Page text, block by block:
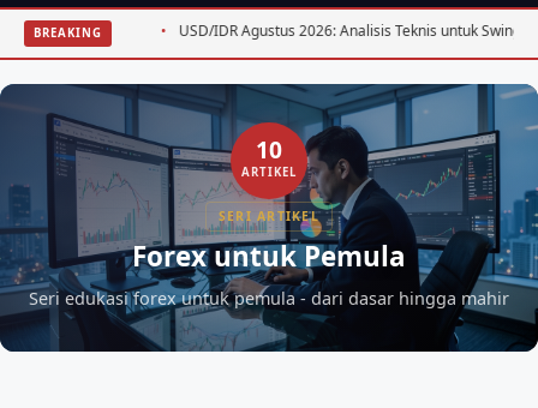
BREAKING
BTC ETH USD/IDR Agustus 2026: Analisis Teknis untuk Swing Trader
10
ARTIKEL
SERI ARTIKEL
Forex untuk Pemula
Seri edukasi forex untuk pemula - dari dasar hingga mahir